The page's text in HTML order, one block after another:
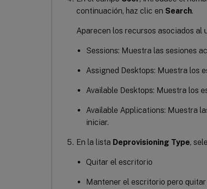
continuación, haz clic en Search.
Aparecen los recursos asociados al
Sessions: Muestra las sesiones
Assigned Desktops: Muestra los
Available Desktops: Muestra los
Available Applications: Muestra
iniciar.
En la lista Deprovisioning Type,
Quitar el escritorio
Mantener el escritorio pero